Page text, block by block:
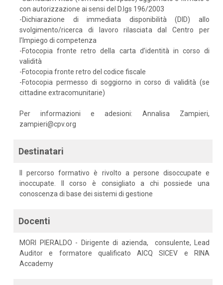
con autorizzazione ai sensi del D.lgs 196/2003
-Dichiarazione di immediata disponibilità (DID) allo
svolgimento/ricerca di lavoro rilasciata dal Centro per
l’Impiego di competenza
-Fotocopia fronte retro della carta d’identità in corso di
validità
-Fotocopia fronte retro del codice fiscale
-Fotocopia permesso di soggiorno in corso di validità (se
cittadine extracomunitarie)
Per informazioni e adesioni: Annalisa Zampieri,
zampieri@cpv.org
Destinatari
Il percorso formativo è rivolto a persone disoccupate e
inoccupate. Il corso è consigliato a chi possiede una
conoscenza di base dei sistemi di gestione
Docenti
MORI PIERALDO - Dirigente di azienda, consulente, Lead
Auditor e formatore qualificato AICQ SICEV e RINA
Accademy